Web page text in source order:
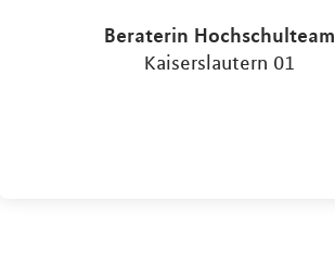
Beraterin Hochschulteam
Kaiserslautern 01